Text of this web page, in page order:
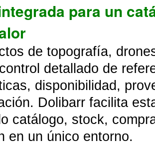
para un
de topografía,
detallado de
disponibilidad,
Dolibarr facilita
catálogo, stock,
en un único entorno.